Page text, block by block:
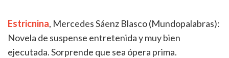
Estricnina, Mercedes Sáenz Blasco (Mundopalabras):
Novela de suspense entretenida y muy bien
ejecutada. Sorprende que sea ópera prima.